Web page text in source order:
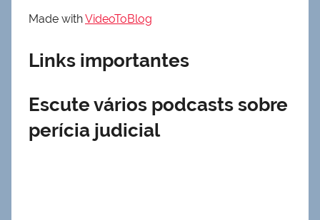
Made withVideoToBlog
Links importantes
Escute vários podcasts sobre
perícia judicial